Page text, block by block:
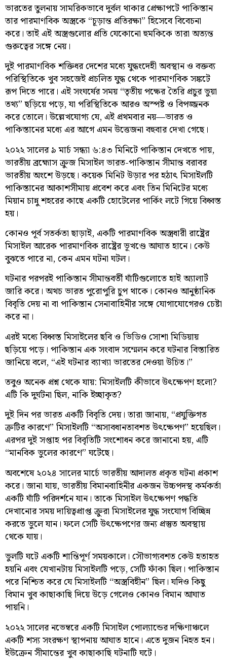
ভারতের তুলনায় সামরিকভাবে দুর্বল থাকার প্রেক্ষাপটে পাকিস্তান
তার পারমাণবিক অস্ত্রকে “চূড়ান্ত প্রতিরক্ষা” হিসেবে বিবেচনা
করে। তাই এই অস্ত্রগুলোর প্রতি যেকোনো হুমকিকে তারা অত্যন্ত
গুরুত্বের সঙ্গে নেয়।
দুই পারমাণবিক শক্তিধর দেশের মধ্যে যুদ্ধংদেহী অবস্থান ও বক্তব্য
পরিস্থিতিকে খুব সহজেই প্রচলিত যুদ্ধ থেকে পারমাণবিক সঙ্কটে
রূপ দিতে পারে। এই সংঘর্ষের সময় “তৃতীয় পক্ষের তৈরি প্রচুর ভুয়া
তথ্য” ছড়িয়ে পড়ে, যা পরিস্থিতিকে আরও অস্পষ্ট ও বিপজ্জনক
করে তোলে। উল্লেখযোগ্য যে, এই প্রথমবার নয়—ভারত ও
পাকিস্তানের মধ্যে এর আগে এমন উত্তেজনা বহুবার দেখা গেছে।
২০২২ সালের ৯ মার্চ সন্ধ্যা ৬:৪৩ মিনিটে পাকিস্তান দেখতে পায়,
ভারতীয় ব্রহ্মোস ক্রুজ মিসাইল ভারত-পাকিস্তান সীমান্ত বরাবর
ভারতীয় অংশে উড়ছে। কয়েক মিনিট উড়ার পর হঠাৎ মিসাইলটি
পাকিস্তানের আকাশসীমায় প্রবেশ করে এবং তিন মিনিটের মধ্যে
মিয়ান চান্নু শহরের কাছে একটি হোটেলের পার্কিং লটে গিয়ে বিধ্বস্ত
হয়।
কোনও পূর্ব সতর্কতা ছাড়াই, একটি পারমাণবিক অস্ত্রধারী রাষ্ট্রের
মিসাইল আরেক পারমাণবিক রাষ্ট্রের ভূখণ্ডে আঘাত হানে। কেউ
বুঝতে পারে না, কেন এমন ঘটনা ঘটল।
ঘটনার পরপরই পাকিস্তান সীমান্তবর্তী ঘাঁটিগুলোতে হাই অ্যালার্ট
জারি করে। অথচ ভারত পুরোপুরি চুপ থাকে। কোনও আনুষ্ঠানিক
বিবৃতি দেয় না বা পাকিস্তান সেনাবাহিনীর সঙ্গে যোগাযোগেরও চেষ্টা
করে না।
এরই মধ্যে বিধ্বস্ত মিসাইলের ছবি ও ভিডিও সোশা মিডিয়ায়
ছড়িয়ে পড়ে। পাকিস্তান এক সংবাদ সম্মেলন করে ঘটনার বিস্তারিত
জানিয়ে বলে, “এই ঘটনার ব্যাখ্যা ভারতের দেওয়া উচিত।”
তবুও অনেক প্রশ্ন থেকে যায়: মিসাইলটি কীভাবে উৎক্ষেপণ হলো?
এটি কি দুর্ঘটনা ছিল, নাকি ইচ্ছাকৃত?
দুই দিন পর ভারত একটি বিবৃতি দেয়। তারা জানায়, “প্রযুক্তিগত
ত্রুটির কারণে” মিসাইলটি “অসাবধানতাবশত উৎক্ষেপণ” হয়েছিল।
এরপর দুই সপ্তাহ পর বিবৃতিটি সংশোধন করে জানানো হয়, এটি
“মানবিক ভুলের কারণে” ঘটেছে।
অবশেষে ২০২৪ সালের মার্চে ভারতীয় আদালত প্রকৃত ঘটনা প্রকাশ
করে। জানা যায়, ভারতীয় বিমানবাহিনীর একজন উচ্চপদস্থ কর্মকর্তা
একটি ঘাঁটি পরিদর্শনে যান। তাকে মিসাইল উৎক্ষেপণ পদ্ধতি
দেখানোর সময় দায়িত্বপ্রাপ্ত ক্রুরা মিসাইলের যুদ্ধ সংযোগ বিচ্ছিন্ন
করতে ভুলে যান। ফলে সেটি উৎক্ষেপণের জন্য প্রস্তুত অবস্থায়
থেকে যায়।
ভুলটি ঘটে একটি শান্তিপূর্ণ সময়কালে। সৌভাগ্যবশত কেউ হতাহত
হয়নি এবং যেখানটায় মিসাইলটি পড়ে, সেটি ফাঁকা ছিল। পাকিস্তান
পরে নিশ্চিত করে যে মিসাইলটি “অস্ত্রবিহীন” ছিল। যদিও কিছু
বিমান খুব কাছাকাছি দিয়ে উড়ে গেলেও কোনও বিমান আঘাত
পায়নি।
২০২২ সালের নভেম্বরে একটি মিসাইল পোল্যান্ডের দক্ষিণাঞ্চলে
একটি শস্য সংরক্ষণ স্থাপনায় আঘাত হানে। এতে দুজন নিহত হন।
ইউক্রেন সীমান্তের খুব কাছাকাছি ঘটনাটি ঘটে।